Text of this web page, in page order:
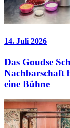
14. Juli 2026
Das Goudse
Nachbarschaft
eine Bühne